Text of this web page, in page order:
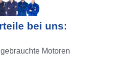
bei uns:
Motoren